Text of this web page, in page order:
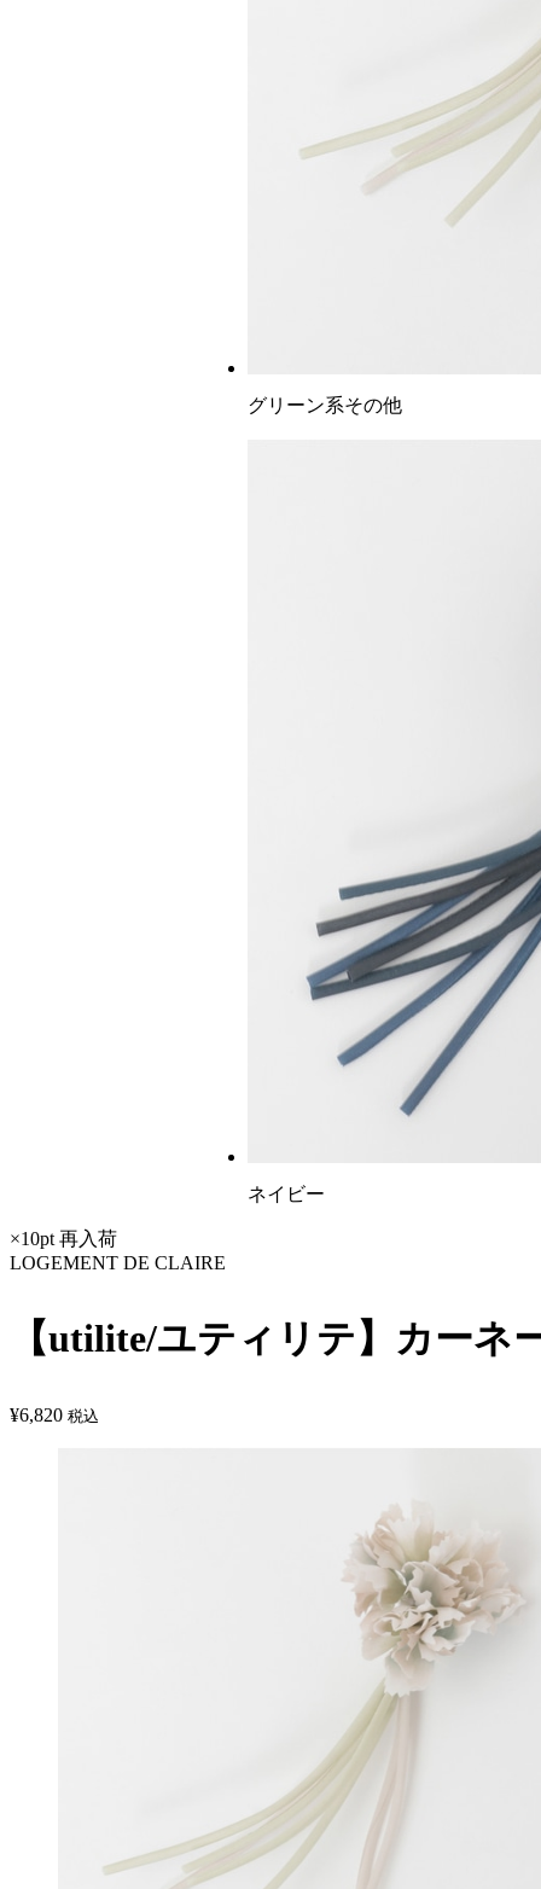
グリーン系その他
ネイビー
×10pt 再入荷
LOGEMENT DE CLAIRE
【utilite/ユティリテ】カーネ
¥6,820 税込